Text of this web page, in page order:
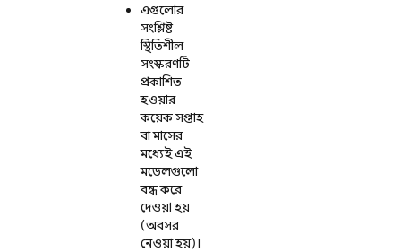
এগুলোর
সংশ্লিষ্ট
স্থিতিশীল
সংস্করণটি
প্রকাশিত
হওয়ার
কয়েক সপ্তাহ
বা মাসের
মধ্যেই এই
মডেলগুলো
বন্ধ করে
দেওয়া হয়
(অবসর
নেওয়া হয়)।